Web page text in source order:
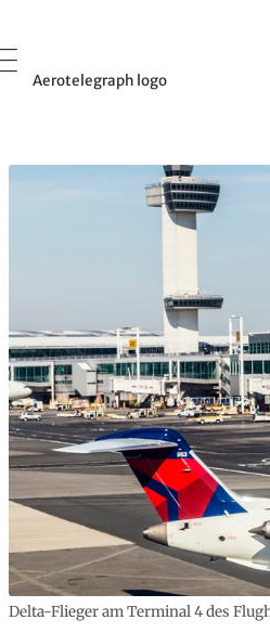
Aerotelegraph logo
Delta-Flieger am Terminal 4 des